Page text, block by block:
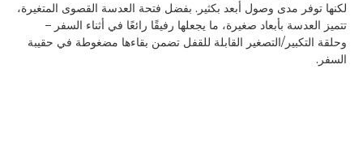
لكنها توفر مدى وصول أبعد بكثير. بفضل فتحة العدسة القصوى المتغيرة،
تتميز العدسة بأبعاد صغيرة، ما يجعلها رفيقًا رائعًا في أثناء السفر –
وحلقة التكبير/التصغير القابلة للقفل تضمن بقاءها مضغوطة في حقيبة
السفر.